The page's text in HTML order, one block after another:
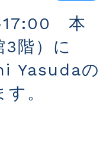
3階）に
Yasudaの
。